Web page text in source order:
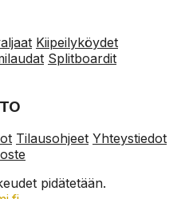
Kiipeilyköydet
Splitboardit
Tilausohjeet Yhteystiedot
pidätetään.